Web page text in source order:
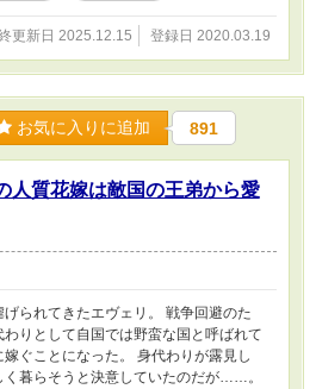
更新日 2025.12.15 登録日 2020.03.19
お気に入りに追加 891
人質花嫁は敵国の王弟から愛
られてきたエヴェリ。 戦争回避のた
りとして自国では野蛮な国と呼ばれて
ぐことになった。 身代わりが露見し
く暮らそうと決意していたのだが……。